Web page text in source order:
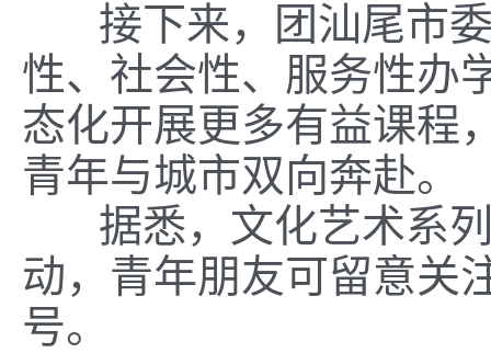
接下来，团汕尾市委
性、社会性、服务性办
态化开展更多有益课程
青年与城市双向奔赴。
据悉，文化艺术系列
动，青年朋友可留意关
号。